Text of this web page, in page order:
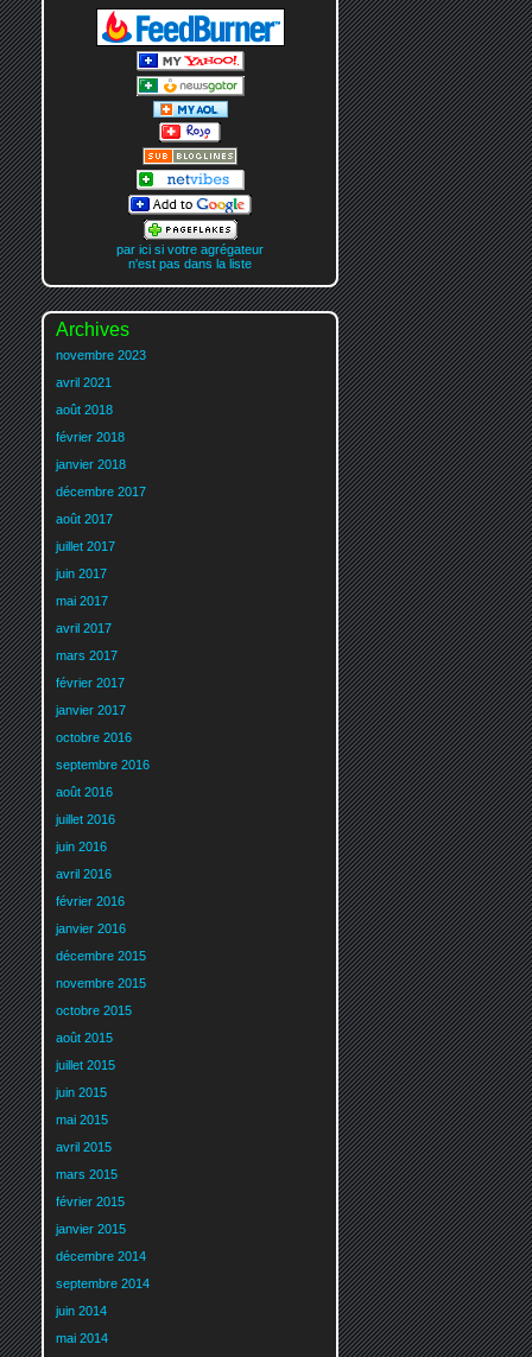
par ici si votre agrégateur
n'est pas dans la liste
Archives
novembre 2023
avril 2021
août 2018
février 2018
janvier 2018
décembre 2017
août 2017
juillet 2017
juin 2017
mai 2017
avril 2017
mars 2017
février 2017
janvier 2017
octobre 2016
septembre 2016
août 2016
juillet 2016
juin 2016
avril 2016
février 2016
janvier 2016
décembre 2015
novembre 2015
octobre 2015
août 2015
juillet 2015
juin 2015
mai 2015
avril 2015
mars 2015
février 2015
janvier 2015
décembre 2014
septembre 2014
juin 2014
mai 2014